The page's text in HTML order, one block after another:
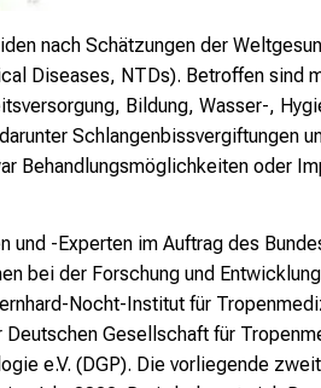
nach Schätzungen der
Diseases, NTDs). Betroffen sind
Bildung, Wasser-,
Schlangenbissvergiftungen
Behandlungsmöglichkeiten oder
und -Experten im Auftrag des
bei der Forschung und
Nocht-Institut für
Gesellschaft für
e.V. (DGP). Die vorliegende